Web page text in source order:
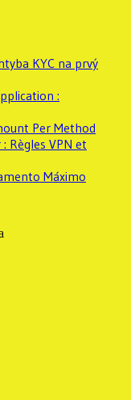
KYC na prvý
:
Per Method
Règles VPN et
Máximo